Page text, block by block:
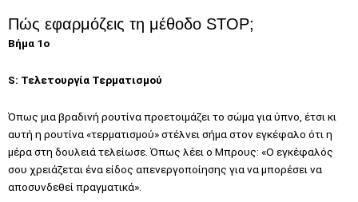
Πώς εφαρμόζεις τη μέθοδο STOP;
Βήμα 1ο
S: Τελετουργία Τερματισμού
Όπως μια βραδινή ρουτίνα προετοιμάζει το σώμα για ύπνο, έτσι κι
αυτή η ρουτίνα «τερματισμού» στέλνει σήμα στον εγκέφαλο ότι η
μέρα στη δουλειά τελείωσε. Όπως λέει ο Μπρους: «Ο εγκέφαλός
σου χρειάζεται ένα είδος απενεργοποίησης για να μπορέσει να
αποσυνδεθεί πραγματικά».